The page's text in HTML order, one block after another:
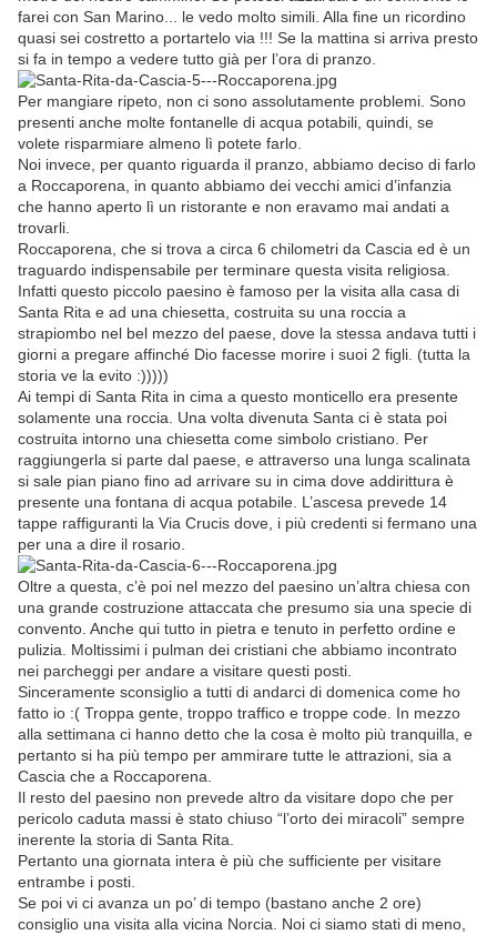
farei con San Marino... le vedo molto simili. Alla fine un ricordino
quasi sei costretto a portartelo via !!! Se la mattina si arriva presto
si fa in tempo a vedere tutto già per l’ora di pranzo.
Per mangiare ripeto, non ci sono assolutamente problemi. Sono
presenti anche molte fontanelle di acqua potabili, quindi, se
volete risparmiare almeno lì potete farlo.
Noi invece, per quanto riguarda il pranzo, abbiamo deciso di farlo
a Roccaporena, in quanto abbiamo dei vecchi amici d’infanzia
che hanno aperto lì un ristorante e non eravamo mai andati a
trovarli.
Roccaporena, che si trova a circa 6 chilometri da Cascia ed è un
traguardo indispensabile per terminare questa visita religiosa.
Infatti questo piccolo paesino è famoso per la visita alla casa di
Santa Rita e ad una chiesetta, costruita su una roccia a
strapiombo nel bel mezzo del paese, dove la stessa andava tutti i
giorni a pregare affinché Dio facesse morire i suoi 2 figli. (tutta la
storia ve la evito :)))))
Ai tempi di Santa Rita in cima a questo monticello era presente
solamente una roccia. Una volta divenuta Santa ci è stata poi
costruita intorno una chiesetta come simbolo cristiano. Per
raggiungerla si parte dal paese, e attraverso una lunga scalinata
si sale pian piano fino ad arrivare su in cima dove addirittura è
presente una fontana di acqua potabile. L’ascesa prevede 14
tappe raffiguranti la Via Crucis dove, i più credenti si fermano una
per una a dire il rosario.
Oltre a questa, c’è poi nel mezzo del paesino un’altra chiesa con
una grande costruzione attaccata che presumo sia una specie di
convento. Anche qui tutto in pietra e tenuto in perfetto ordine e
pulizia. Moltissimi i pulman dei cristiani che abbiamo incontrato
nei parcheggi per andare a visitare questi posti.
Sinceramente sconsiglio a tutti di andarci di domenica come ho
fatto io :( Troppa gente, troppo traffico e troppe code. In mezzo
alla settimana ci hanno detto che la cosa è molto più tranquilla, e
pertanto si ha più tempo per ammirare tutte le attrazioni, sia a
Cascia che a Roccaporena.
Il resto del paesino non prevede altro da visitare dopo che per
pericolo caduta massi è stato chiuso “l’orto dei miracoli” sempre
inerente la storia di Santa Rita.
Pertanto una giornata intera è più che sufficiente per visitare
entrambe i posti.
Se poi vi ci avanza un po’ di tempo (bastano anche 2 ore)
consiglio una visita alla vicina Norcia. Noi ci siamo stati di meno,